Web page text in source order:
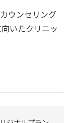
ウンセリング
いたクリニッ